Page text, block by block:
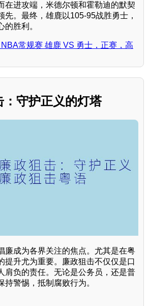
在进攻端，米德尔顿和霍勒迪的默契
先。最终，雄鹿以105-95战胜勇士，
的胜利。
常规赛 雄鹿 VS 勇士，正赛，高
：守护正义的灯塔
廉成为各界关注的焦点。尤其是在粤
提升尤为重要。廉政狙击不仅仅是口
肩负的责任。无论是公务员，还是普
持警惕，抵制腐败行为。